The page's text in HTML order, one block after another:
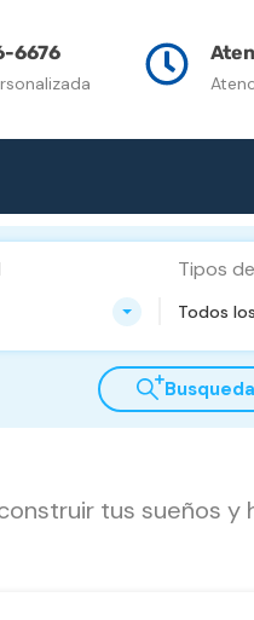
en Venta Contacto
6676
Tipos
Todos
tus sueños y